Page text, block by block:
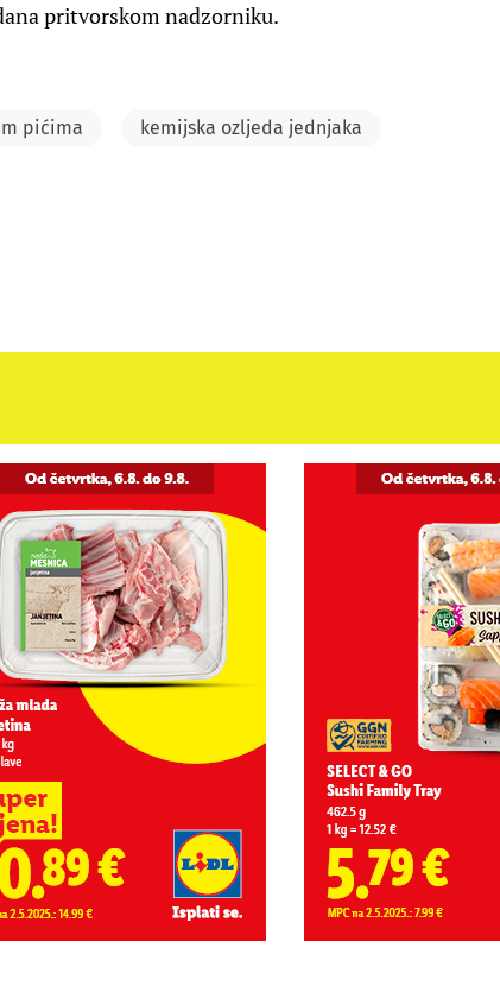
pritvorskom nadzorniku.
pićima kemijska ozljeda jednjaka